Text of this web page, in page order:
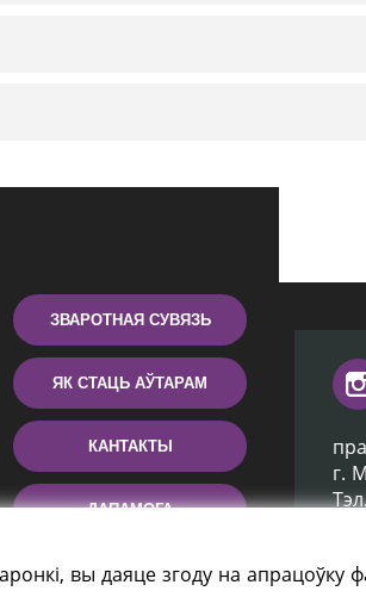
ЗВАРОТНАЯ СУВЯЗЬ
ЯК СТАЦЬ АЎТАРАМ
КАНТАКТЫ
ДАПАМОГА
г.
вы даяце згоду на апрацоўку